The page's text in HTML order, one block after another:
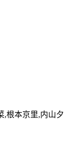
,根本京里,内山夕